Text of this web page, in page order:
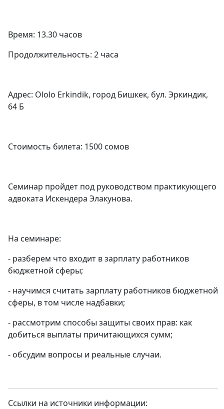
Время: 13.30 часов
Продолжительность: 2 часа
Адрес: Ololo Erkindik, город Бишкек, бул. Эркиндик,
64 Б
Стоимость билета: 1500 сомов
Семинар пройдет под руководством практикующего
адвоката Искендера Элакунова.
На семинаре:
- разберем что входит в зарплату работников
бюджетной сферы;
- научимся считать зарплату работников бюджетной
сферы, в том числе надбавки;
- рассмотрим способы защиты своих прав: как
добиться выплаты причитающихся сумм;
- обсудим вопросы и реальные случаи.
Ссылки на источники информации: